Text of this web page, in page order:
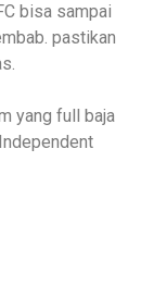
bisa sampai
pastikan
yang full baja